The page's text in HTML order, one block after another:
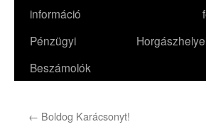
információ
Pénzügyi
Beszámolók
← Boldog Karácsonyt!